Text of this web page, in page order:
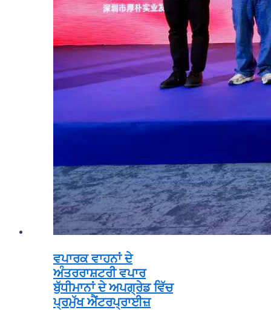
ਵਪਾਰਕ ਵਾਹਨਾਂ ਦੇ
ਅੰਤਰਰਾਸ਼ਟਰੀ ਵਪਾਰ
ਬੁੱਧੀਮਾਨਾਂ ਦੇ ਅਪਗ੍ਰੇਡ ਵਿੱਚ
ਪ੍ਰਮੁੱਖ ਐਂਟਰਪ੍ਰਾਈਜ਼